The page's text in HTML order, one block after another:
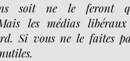
soit ne le feront
les médias
Si vous ne le faites